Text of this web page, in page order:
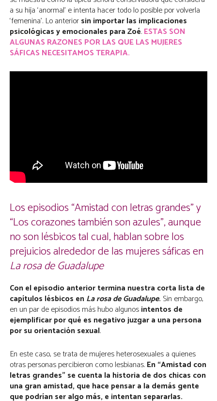
a su hija ‘anormal’ e intenta hacer todo lo posible por volverla
‘femenina’. Lo anteriorsin importar las implicaciones
psicológicas y emocionales para Zoé.ESTAS SON
ALGUNAS RAZONES POR LAS QUE LAS MUJERES
SÁFICAS NECESITAMOS TERAPIA.
Los episodios “Amistad con letras grandes” y
“Los corazones también son azules”, aunque
no son lésbicos tal cual, hablan sobre los
prejuicios alrededor de las mujeres sáficas en
La rosa de Guadalupe
Con el episodio anterior termina nuestra corta lista de
capítulos lésbicos enLa rosa de Guadalupe. Sin embargo,
en un par de episodios más hubo algunosintentos de
ejemplificar por qué es negativo juzgar a una persona
por su orientación sexual.
En este caso, se trata de mujeres heterosexuales a quienes
otras personas percibieron como lesbianas.En “Amistad con
letras grandes” se cuenta la historia de dos chicas con
una gran amistad, que hace pensar a la demás gente
que podrían ser algo más, e intentan separarlas.